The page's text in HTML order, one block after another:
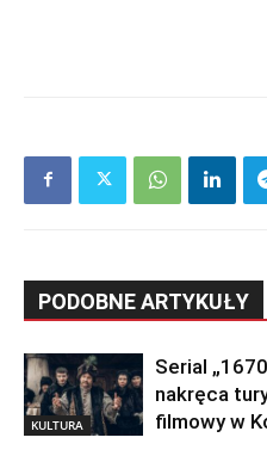
PODOBNE ARTYKUŁY
KULTURA
Serial
nakręca
filmowy w